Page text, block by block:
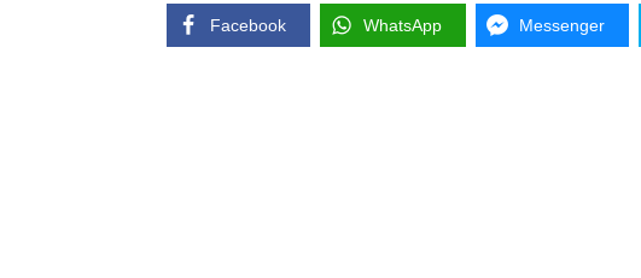
Facebook WhatsApp Messenger